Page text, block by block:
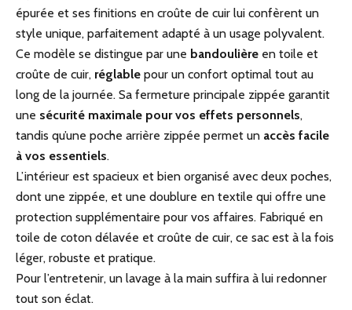
épurée et ses finitions en croûte de cuir lui confèrent un
style unique, parfaitement adapté à un usage polyvalent.
Ce modèle se distingue par une bandoulière en toile et
croûte de cuir, réglable pour un confort optimal tout au
long de la journée. Sa fermeture principale zippée garantit
une sécurité maximale pour vos effets personnels,
tandis qu’une poche arrière zippée permet un accès facile
à vos essentiels.
L’intérieur est spacieux et bien organisé avec deux poches,
dont une zippée, et une doublure en textile qui offre une
protection supplémentaire pour vos affaires. Fabriqué en
toile de coton délavée et croûte de cuir, ce sac est à la fois
léger, robuste et pratique.
Pour l’entretenir, un lavage à la main suffira à lui redonner
tout son éclat.